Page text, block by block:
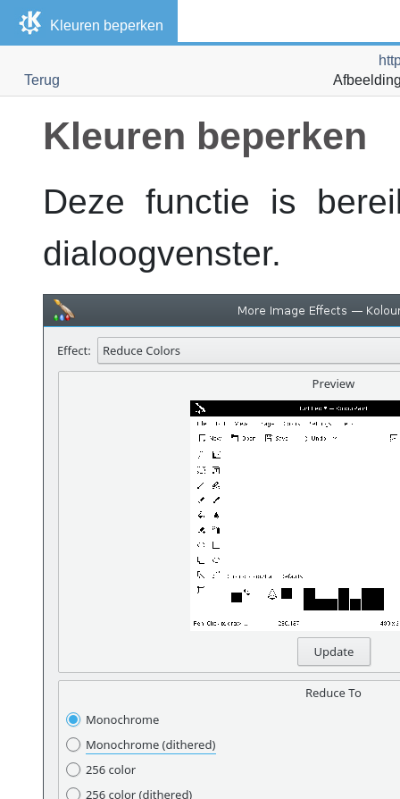
Kleuren beperken
Terug
Kleuren beperken
Deze functie is
dialoogvenster.